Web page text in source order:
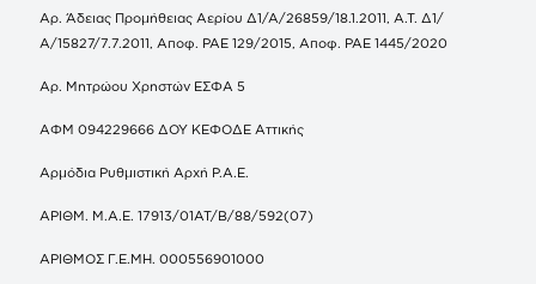
Αρ. Άδειας Προμήθειας Αερίου Δ1/Α/26859/18.1.2011, Α.Τ. Δ1/
Α/15827/7.7.2011, Αποφ. ΡΑΕ 129/2015, Αποφ. ΡΑΕ 1445/2020
Αρ. Μητρώου Χρηστών ΕΣΦΑ 5
ΑΦΜ 094229666 ΔΟΥ ΚΕΦΟΔΕ Αττικής
Αρμόδια Ρυθμιστική Αρχή Ρ.Α.Ε.
ΑΡΙΘΜ. Μ.Α.Ε. 17913/01ΑΤ/Β/88/592(07)
ΑΡΙΘΜΟΣ Γ.Ε.ΜΗ. 000556901000